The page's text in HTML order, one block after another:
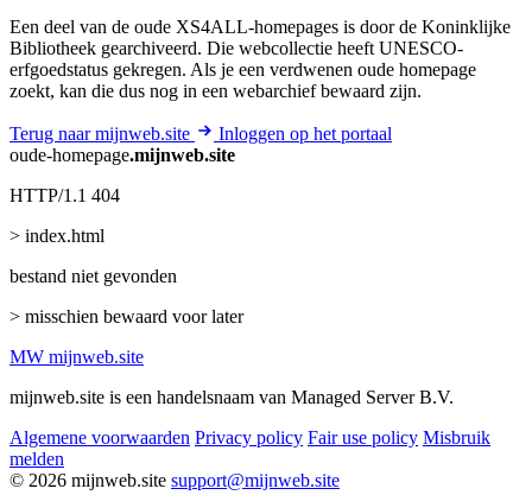
Een deel van de oude XS4ALL-homepages is door de Koninklijke
Bibliotheek gearchiveerd. Die webcollectie heeft UNESCO-
erfgoedstatus gekregen. Als je een verdwenen oude homepage
zoekt, kan die dus nog in een webarchief bewaard zijn.
Terug naar mijnweb.site
Inloggen op het portaal
oude-homepage.mijnweb.site
HTTP/1.1 404
> index.html
bestand niet gevonden
> misschien bewaard voor later
MW mijnweb.site
mijnweb.site is een handelsnaam van Managed Server B.V.
Algemene voorwaarden Privacy policy Fair use policy Misbruik
melden
© 2026 mijnweb.site support@mijnweb.site